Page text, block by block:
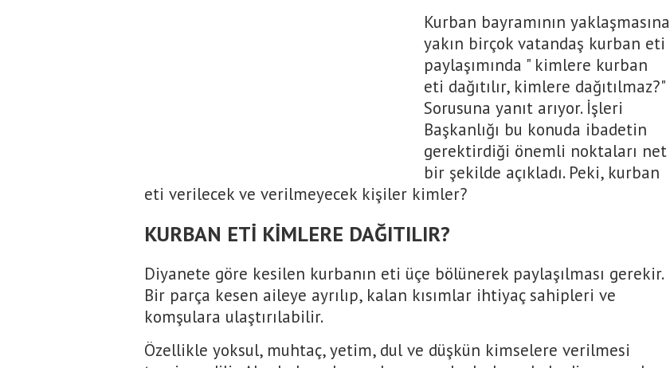
Kurban bayramının yaklaşmasına
yakın birçok vatandaş kurban eti
paylaşımında " kimlere kurban
eti dağıtılır, kimlere dağıtılmaz?"
Sorusuna yanıt arıyor. İşleri
Başkanlığı bu konuda ibadetin
gerektirdiği önemli noktaları net
bir şekilde açıkladı. Peki, kurban
eti verilecek ve verilmeyecek kişiler kimler?
KURBAN ETİ KİMLERE DAĞITILIR?
Diyanete göre kesilen kurbanın eti üçe bölünerek paylaşılması gerekir.
Bir parça kesen aileye ayrılıp, kalan kısımlar ihtiyaç sahipleri ve
komşulara ulaştırılabilir.
Özellikle yoksul, muhtaç, yetim, dul ve düşkün kimselere verilmesi